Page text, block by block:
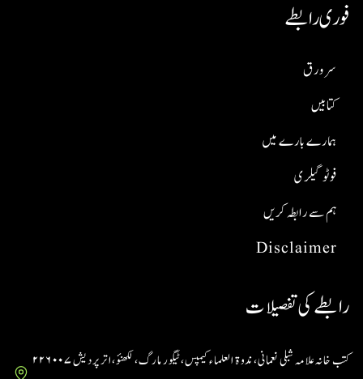
فوری رابطے
Disclaimer
ہم سے رابطہ کریں
فوٹو گیلری
ہمارے بارے میں
کتابیں
سر ورق
رابطے کی تفصیلات
کتب خانہ علامہ شبلی نعمانی، ندوۃ العلماء کیمپس، ٹیگور مارگ، لکھنؤ، اتر پردیش ۲۲۶۰۰۷